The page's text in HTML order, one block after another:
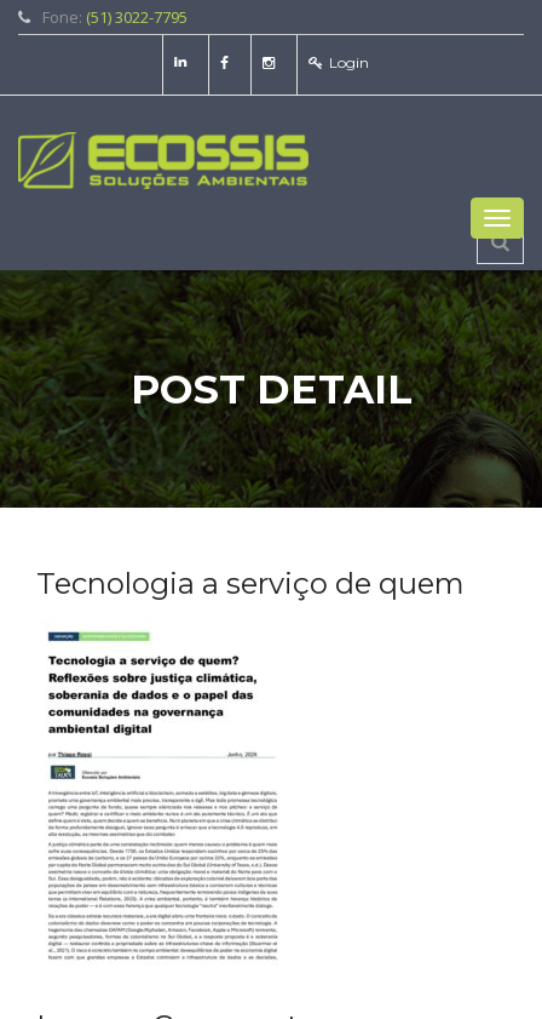
Fone: (51) 3022-7795
Login
POST DETAIL
Tecnologia a serviço de quem